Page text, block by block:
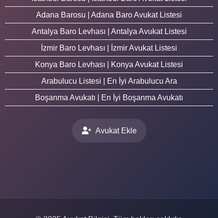
Adana Barosu | Adana Baro Avukat Listesi
Antalya Baro Levhası | Antalya Avukat Listesi
İzmir Baro Levhası | İzmir Avukat Listesi
Konya Baro Levhası | Konya Avukat Listesi
Arabulucu Listesi | En İyi Arabulucu Ara
Boşanma Avukatı | En İyi Boşanma Avukatı
Avukat Ekle